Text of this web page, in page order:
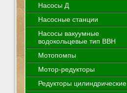
Насосы Д
Насосные станции
Насосы вакуумные
водокольцевые тип ВВН
Мотопомпы
Мотор-редукторы
Редукторы цилиндрические